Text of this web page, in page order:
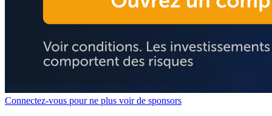
Connectez-vous pour ne plus voir de sponsors